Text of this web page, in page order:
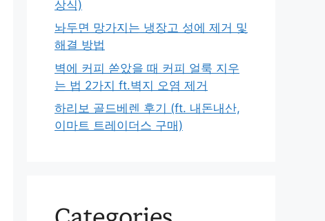
상식)
놔두면 망가지는 냉장고 성에 제거 및
해결 방법
벽에 커피 쏟았을 때 커피 얼룩 지우
는 법 2가지 ft.벽지 오염 제거
하리보 골드베렌 후기 (ft. 내돈내산,
이마트 트레이더스 구매)